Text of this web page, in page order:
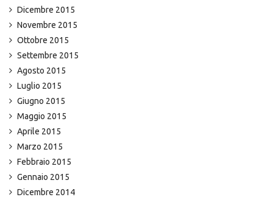
Dicembre 2015
Novembre 2015
Ottobre 2015
Settembre 2015
Agosto 2015
Luglio 2015
Giugno 2015
Maggio 2015
Aprile 2015
Marzo 2015
Febbraio 2015
Gennaio 2015
Dicembre 2014